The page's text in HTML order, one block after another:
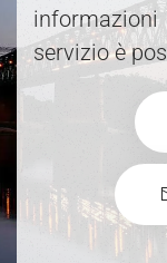
servizio è